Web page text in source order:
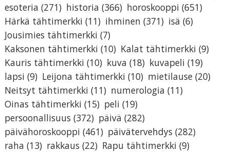
esoteria (271) historia (366) horoskooppi (651)
Härkä tähtimerkki (11) ihminen (371) isä (6)
Jousimies tähtimerkki (7)
Kaksonen tähtimerkki (10) Kalat tähtimerkki (9)
Kauris tähtimerkki (10) kuva (18) kuvapeli (19)
lapsi (9) Leijona tähtimerkki (10) mietilause (20)
Neitsyt tähtimerkki (11) numerologia (11)
Oinas tähtimerkki (15) peli (19)
persoonallisuus (372) päivä (282)
päivähoroskooppi (461) päivätervehdys (282)
raha (13) rakkaus (22) Rapu tähtimerkki (9)